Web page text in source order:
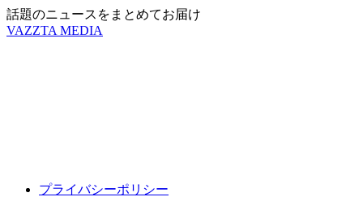
話題のニュースをまとめてお届け
VAZZTA MEDIA
プライバシーポリシー